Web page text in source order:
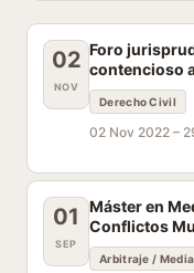
02
NOV
Foro
contencioso
Derecho Civil
02 Nov 2022 –
01
SEP
Máster en
Conflictos
Arbitraje /